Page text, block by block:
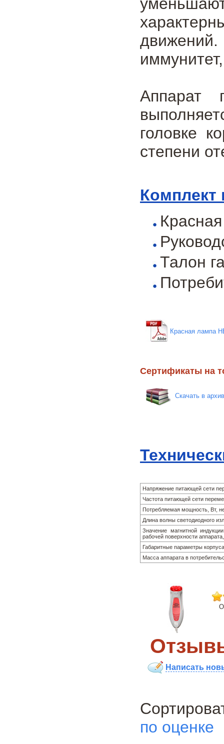
Аппарат
головке
степени
Талон
Красная лампа
Сертификаты на
Скачать в
Напряжение питающей сети
Частота питающей сети
Потребляемая мощность, Вт,
Длина волны светодиодного
Значение магнитной
рабочей поверхности
Габаритные параметры
Масса аппарата в
Написать
по оценке